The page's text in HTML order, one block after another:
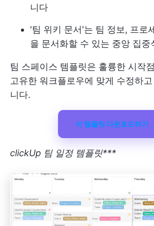
니다
'팀 위키 문서'는 팀 정보, 프로
을 문서화할 수 있는 중앙 집중
팀 스페이스 템플릿은 훌륭한 시작
고유한 워크플로우에 맞게 수정하
니다.
이 템플릿 다운로드하기
clickUp 팀 일정 템플릿***